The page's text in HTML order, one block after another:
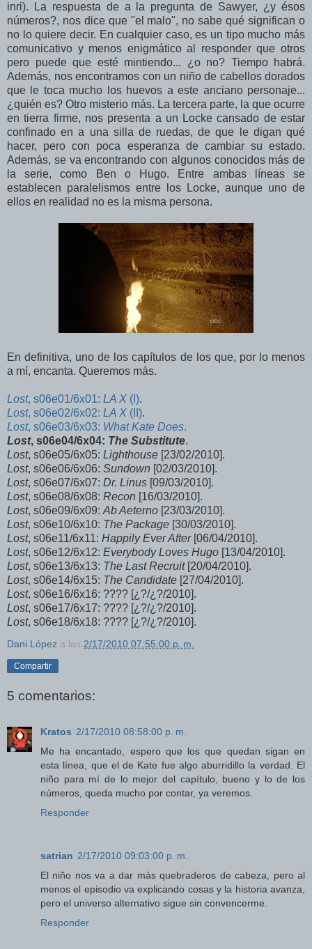
inri). La respuesta de a la pregunta de Sawyer, ¿y ésos
números?, nos dice que "el malo", no sabe qué significan o
no lo quiere decir. En cualquier caso, es un tipo mucho más
comunicativo y menos enigmático al responder que otros
pero puede que esté mintiendo... ¿o no? Tiempo habrá.
Además, nos encontramos con un niño de cabellos dorados
que le toca mucho los huevos a este anciano personaje...
¿quién es? Otro misterio más. La tercera parte, la que ocurre
en tierra firme, nos presenta a un Locke cansado de estar
confinado en a una silla de ruedas, de que le digan qué
hacer, pero con poca esperanza de cambiar su estado.
Además, se va encontrando con algunos conocidos más de
la serie, como Ben o Hugo. Entre ambas líneas se
establecen paralelismos entre los Locke, aunque uno de
ellos en realidad no es la misma persona.
En definitiva, uno de los capítulos de los que, por lo menos
a mí, encanta. Queremos más.
Lost, s06e01/6x01: LA X (I).
Lost, s06e02/6x02: LA X (II).
Lost, s06e03/6x03: What Kate Does.
Lost, s06e04/6x04: The Substitute.
Lost, s06e05/6x05: Lighthouse [23/02/2010].
Lost, s06e06/6x06: Sundown [02/03/2010].
Lost, s06e07/6x07: Dr. Linus [09/03/2010].
Lost, s06e08/6x08: Recon [16/03/2010].
Lost, s06e09/6x09: Ab Aeterno [23/03/2010].
Lost, s06e10/6x10: The Package [30/03/2010].
Lost, s06e11/6x11: Happily Ever After[06/04/2010].
Lost, s06e12/6x12: Everybody Loves Hugo [13/04/2010].
Lost, s06e13/6x13: The Last Recruit[20/04/2010].
Lost, s06e14/6x15: The Candidate [27/04/2010].
Lost, s06e16/6x16: ???? [¿?/¿?/2010].
Lost, s06e17/6x17: ???? [¿?/¿?/2010].
Lost, s06e18/6x18: ???? [¿?/¿?/2010].
Dani López a las 2/17/2010 07:55:00 p. m.
Compartir
5 comentarios:
Kratos 2/17/2010 08:58:00 p. m.
Me ha encantado, espero que los que quedan sigan en
esta línea, que el de Kate fue algo aburridillo la verdad. El
niño para mí de lo mejor del capítulo, bueno y lo de los
números, queda mucho por contar, ya veremos.
Responder
satrian 2/17/2010 09:03:00 p. m.
El niño nos va a dar más quebraderos de cabeza, pero al
menos el episodio va explicando cosas y la historia avanza,
pero el universo alternativo sigue sin convencerme.
Responder